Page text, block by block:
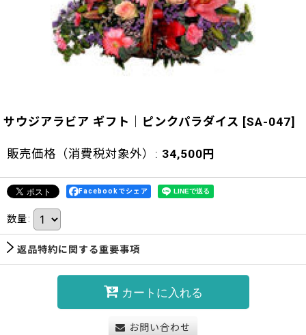
サウジアラビア ギフト｜ピンクパラダイス [SA-047]
販売価格（消費税対象外） : 34,500 円
Facebookでシェア
数量:
返品特約に関する重要事項
カートに入れる
お問い合わせ